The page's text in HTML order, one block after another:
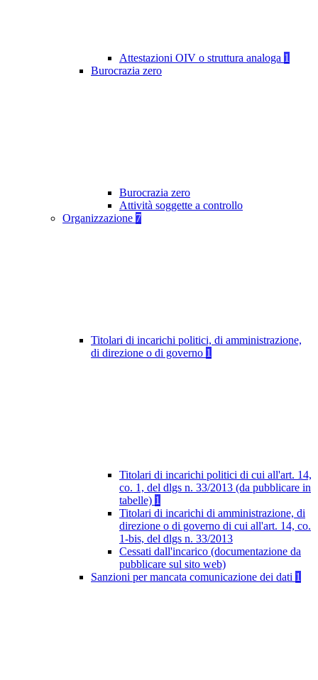
Attestazioni OIV o struttura analoga 1
Burocrazia zero
Burocrazia zero
Attività soggette a controllo
Organizzazione 7
Titolari di incarichi politici, di amministrazione,
di direzione o di governo 1
Titolari di incarichi politici di cui all'art. 14,
co. 1, del dlgs n. 33/2013 (da pubblicare in
tabelle) 1
Titolari di incarichi di amministrazione, di
direzione o di governo di cui all'art. 14, co.
1-bis, del dlgs n. 33/2013
Cessati dall'incarico (documentazione da
pubblicare sul sito web)
Sanzioni per mancata comunicazione dei dati 1